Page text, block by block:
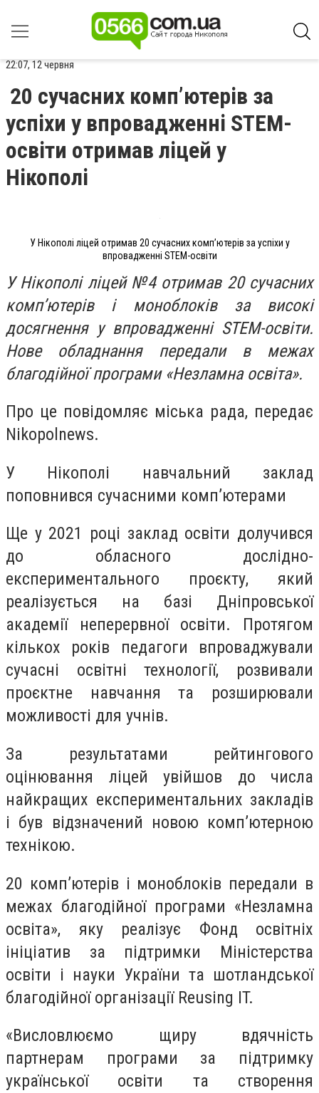
22:07, 12 червня
20 сучасних компʼютерів за
успіхи у впровадженні STEM-
освіти отримав ліцей у
Нікополі
У Нікополі ліцей отримав 20 сучасних компʼютерів за успіхи у
впровадженні STEM-освіти
У Нікополі ліцей №4 отримав 20 сучасних
комп’ютерів і моноблоків за високі
досягнення у впровадженні STEM-освіти.
Нове обладнання передали в межах
благодійної програми «Незламна освіта».
Про це повідомляє міська рада, передає
Nikopolnews.
У Нікополі навчальний заклад
поповнився сучасними комп’ютерами
Ще у 2021 році заклад освіти долучився
до обласного дослідно-
експериментального проєкту, який
реалізується на базі Дніпровської
академії неперервної освіти. Протягом
кількох років педагоги впроваджували
сучасні освітні технології, розвивали
проєктне навчання та розширювали
можливості для учнів.
За результатами рейтингового
оцінювання ліцей увійшов до числа
найкращих експериментальних закладів
і був відзначений новою комп’ютерною
технікою.
20 комп’ютерів і моноблоків передали в
межах благодійної програми «Незламна
освіта», яку реалізує Фонд освітніх
ініціатив за підтримки Міністерства
освіти і науки України та шотландської
благодійної організації Reusing IT.
«Висловлюємо щиру вдячність
партнерам програми за підтримку
української освіти та створення